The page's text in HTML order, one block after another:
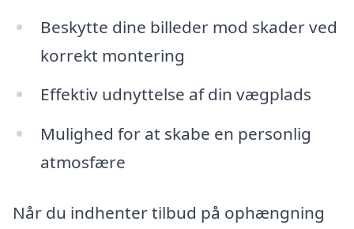
Beskytte dine billeder mod skader ved
korrekt montering
Effektiv udnyttelse af din vægplads
Mulighed for at skabe en personlig
atmosfære
Når du indhenter tilbud på ophængning